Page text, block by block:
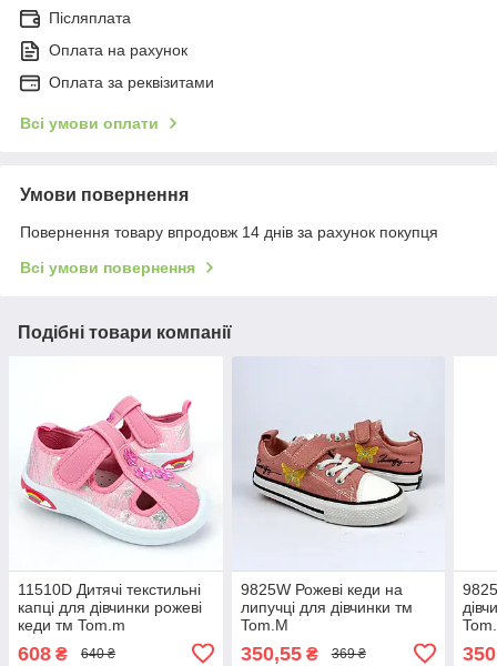
Післяплата
Оплата на рахунок
Оплата за реквізитами
Всі умови оплати
Умови повернення
Повернення товару впродовж 14 днів за рахунок покупця
Всі умови повернення
Подібні товари компанії
11510D Дитячі текстильні
капці для дівчинки рожеві
кеди тм Tom.m
608 ₴ 640 ₴
9825W Рожеві кеди на
липучці для дівчинки тм
Tom.M
350,55₴ 369 ₴